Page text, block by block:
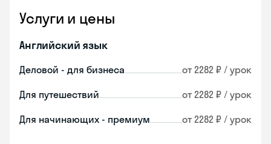
Услуги и цены
Английский язык
Деловой - для бизнеса от 2282 ₽ / урок
Для путешествий от 2282 ₽ / урок
Для начинающих - премиум от 2282 ₽ / урок